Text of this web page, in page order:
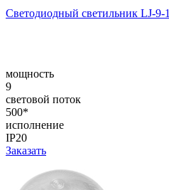
Светодиодный светильник LJ-9-1
мощность
9
световой поток
500*
исполнение
IP20
Заказать